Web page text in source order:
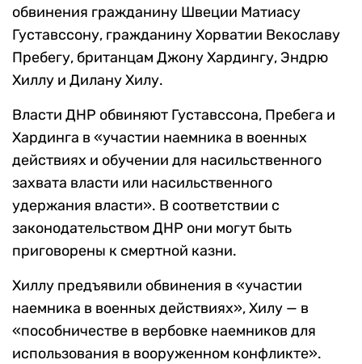
обвинения гражданину Швеции Матиасу
Густавссону, гражданину Хорватии Векославу
Пребегу, британцам Джону Хардингу, Эндрю
Хиллу и Дилану Хилу.
Власти ДНР обвиняют Густавссона, Пребега и
Хардинга в «участии наемника в военных
действиях и обучении для насильственного
захвата власти или насильственного
удержания власти». В соответствии с
законодательством ДНР они могут быть
приговорены к смертной казни.
Хиллу предъявили обвинения в «участии
наемника в военных действиях», Хилу — в
«пособничестве в вербовке наемников для
использования в вооруженном конфликте».